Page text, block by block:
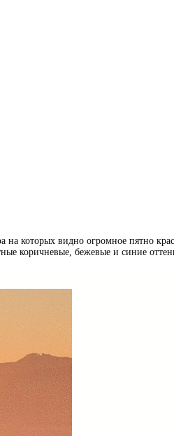
которых видно огромное пятно
коричневые, бежевые и синие